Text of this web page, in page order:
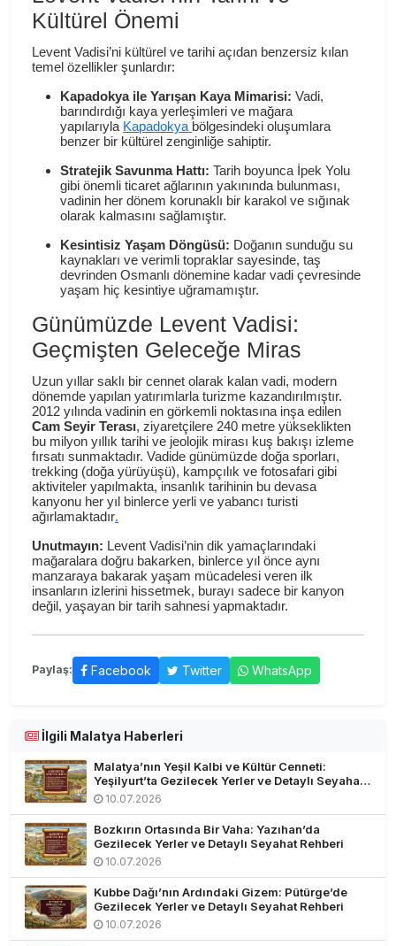
Kültürel Önemi
Levent Vadisi’ni kültürel ve tarihi açıdan benzersiz kılan
temel özellikler şunlardır:
Kapadokya ile Yarışan Kaya Mimarisi: Vadi,
barındırdığı kaya yerleşimleri ve mağara
yapılarıyla Kapadokya bölgesindeki oluşumlara
benzer bir kültürel zenginliğe sahiptir.
Stratejik Savunma Hattı: Tarih boyunca İpek Yolu
gibi önemli ticaret ağlarının yakınında bulunması,
vadinin her dönem korunaklı bir karakol ve sığınak
olarak kalmasını sağlamıştır.
Kesintisiz Yaşam Döngüsü: Doğanın sunduğu su
kaynakları ve verimli topraklar sayesinde, taş
devrinden Osmanlı dönemine kadar vadi çevresinde
yaşam hiç kesintiye uğramamıştır.
Günümüzde Levent Vadisi:
Geçmişten Geleceğe Miras
Uzun yıllar saklı bir cennet olarak kalan vadi, modern
dönemde yapılan yatırımlarla turizme kazandırılmıştır.
2012 yılında vadinin en görkemli noktasına inşa edilen
Cam Seyir Terası, ziyaretçilere 240 metre yükseklikten
bu milyon yıllık tarihi ve jeolojik mirası kuş bakışı izleme
fırsatı sunmaktadır. Vadide günümüzde doğa sporları,
trekking (doğa yürüyüşü), kampçılık ve fotosafari gibi
aktiviteler yapılmakta, insanlık tarihinin bu devasa
kanyonu her yıl binlerce yerli ve yabancı turisti
ağırlamaktadır.
Unutmayın: Levent Vadisi’nin dik yamaçlarındaki
mağaralara doğru bakarken, binlerce yıl önce aynı
manzaraya bakarak yaşam mücadelesi veren ilk
insanların izlerini hissetmek, burayı sadece bir kanyon
değil, yaşayan bir tarih sahnesi yapmaktadır.
Paylaş: Facebook Twitter WhatsApp
İlgili Malatya Haberleri
Malatya’nın Yeşil Kalbi ve Kültür Cenneti:
Yeşilyurt’ta Gezilecek Yerler ve Detaylı Seyahat
Rehberi
10.07.2026
Bozkırın Ortasında Bir Vaha: Yazıhan’da
Gezilecek Yerler ve Detaylı Seyahat Rehberi
10.07.2026
Kubbe Dağı’nın Ardındaki Gizem: Pütürge’de
Gezilecek Yerler ve Detaylı Seyahat Rehberi
10.07.2026